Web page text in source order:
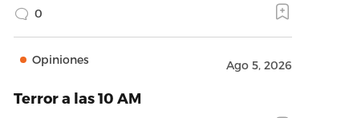
0
Opiniones Ago 5, 2026
Terror a las 10 AM